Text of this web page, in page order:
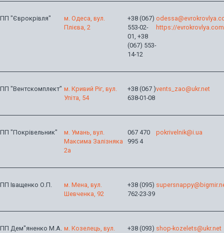
ПП "Єврокрівля"
м. Одеса, вул.
Плієва, 2
+38 (067)
553-02-
01, +38
(067) 553-
14-12
https://
ПП "Вентскомплект" м. Кривий Ріг, вул.
Упіта, 54
+38 (067 )
638-01-08
vents_zao@ukr.net
ПП "Покрівельник"
м. Умань, вул.
Максима Залізняка
2а
067 470
995 4
pokrivelnik@i.ua
ПП Іващенко О.П.
м. Мена, вул.
Шевченка, 92
+38 (095)
762-23-39
ПП Дем"яненко М.А. м. Козелець, вул.
+38 (093) shop-kozelets@ukr.net